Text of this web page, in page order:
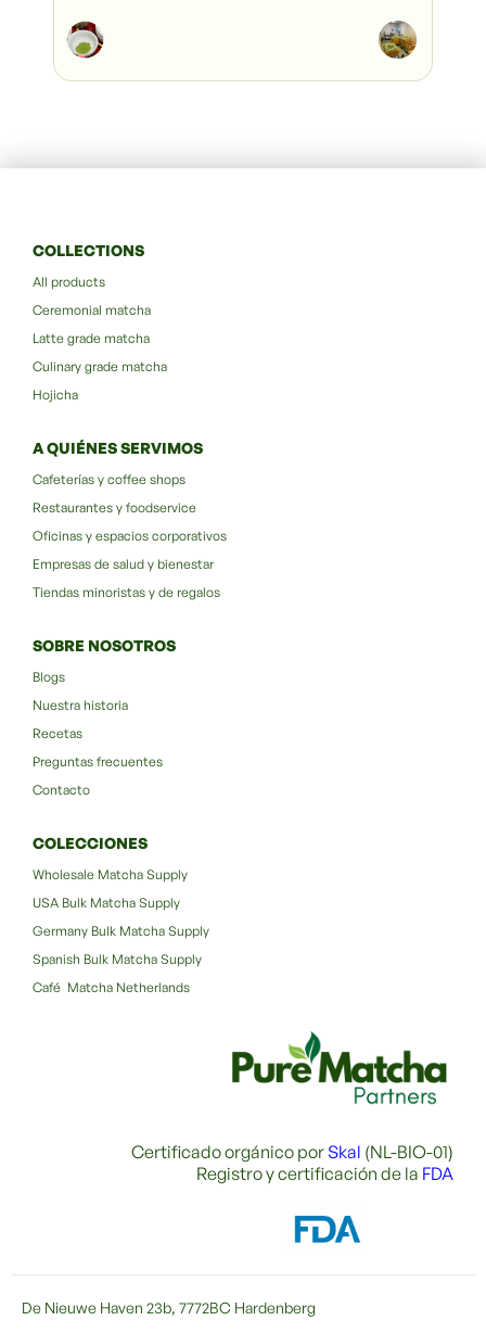
COLLECTIONS
All products
Ceremonial matcha
Latte grade matcha
Culinary grade matcha
Hojicha
A QUIÉNES SERVIMOS
Cafeterías y coffee shops
Restaurantes y foodservice
Oficinas y espacios corporativos
Empresas de salud y bienestar
Tiendas minoristas y de regalos
SOBRE NOSOTROS
Blogs
Nuestra historia
Recetas
Preguntas frecuentes
Contacto
COLECCIONES
Wholesale Matcha Supply
USA Bulk Matcha Supply
Germany Bulk Matcha Supply
Spanish Bulk Matcha Supply
Café Matcha Netherlands
Certificado orgánico por Skal (NL-BIO-01)
Registro y certificación de la FDA
De Nieuwe Haven 23b, 7772BC Hardenberg